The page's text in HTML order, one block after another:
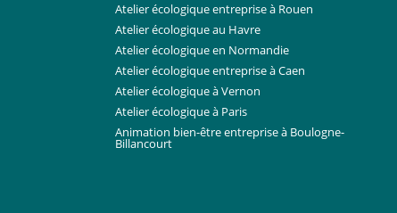
Atelier écologique entreprise à Rouen
Atelier écologique au Havre
Atelier écologique en Normandie
Atelier écologique entreprise à Caen
Atelier écologique à Vernon
Atelier écologique à Paris
Animation bien-être entreprise à Boulogne-
Billancourt